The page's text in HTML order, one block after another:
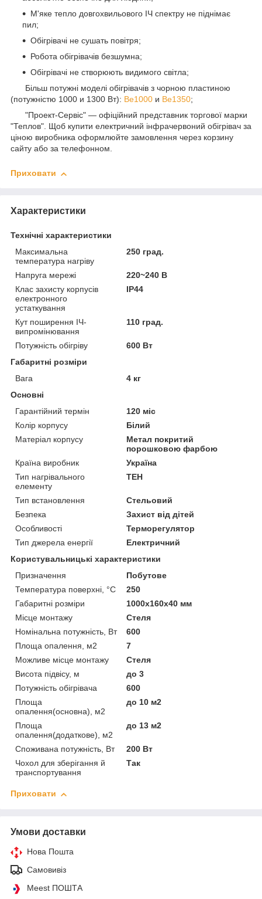
М'яке тепло довгохвильового ІЧ спектру не піднімає
пил;
Обігрівачі не сушать повітря;
Робота обігрівачів безшумна;
Обігрівачі не створюють видимого світла;
Більш потужні моделі обігрівачів з чорною пластиною
(потужністю 1000 и 1300 Вт): Be1000 и Be1350;
"Проект-Сервіс" — офіційний представник торгової марки
"Теплов". Щоб купити електричний інфрачервоний обігрівач за
ціною виробника оформлюйте замовлення через корзину
сайту або за телефонном.
Приховати
Характеристики
Технічні характеристики
Максимальна
температура нагріву
250 град.
Напруга мережі
220~240 В
Клас захисту корпусів
електронного
устаткування
IP44
Кут поширення ІЧ-
випромінювання
110 град.
Потужність обігріву
600 Вт
Габаритні розміри
Вага
4 кг
Основні
Гарантійний термін
120 міс
Колір корпусу
Білий
Матеріал корпусу
Метал покритий
порошковою фарбою
Країна виробник
Україна
Тип нагрівального
елементу
ТЕН
Тип встановлення
Стельовий
Безпека
Захист від дітей
Особливості
Терморегулятор
Тип джерела енергії
Електричний
Користувальницькі характеристики
Призначення
Побутове
Температура поверхні, °C
250
Габаритні розміри
1000x160x40 мм
Місце монтажу
Стеля
Номінальна потужність, Вт
600
Площа опалення, м2
7
Можливе місце монтажу
Стеля
Висота підвісу, м
до 3
Потужність обігрівача
600
Площа
опалення(основна), м2
до 10 м2
Площа
опалення(додаткове), м2
до 13 м2
Споживана потужність, Вт
200 Вт
Чохол для зберігання й
транспортування
Так
Приховати
Умови доставки
Нова Пошта
Самовивіз
Meest ПОШТА